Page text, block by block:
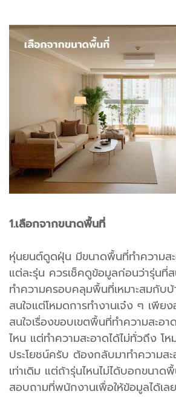
1.เลือกจากขนาดพื้นที่
หุ่นยนต์ดูดฝุ่น มีขนาดพื้นที่ทำความส
แต่ละรุ่น ควรเช็คดูข้อมูลก่อนว่ารุ่นที่
ทำความครอบคลุมพื้นที่เหมาะสมกับบ้
สนใจแต่โหมดการทำงานเจ๋ง ๆ เพีย
สนใจเรื่องขอบเขตพื้นที่ทำความสะอ
ไหน แต่ทำความสะอาดได้ไม่ทั่วถึง โ
ประโยชน์ครับ ต้องกลับมาทำความส
เท่าเดิม แต่ถ้ารุ่นไหนไม่ได้บอกขนาด
สอบถามที่พนักงานเพื่อให้ข้อมูลได้เล